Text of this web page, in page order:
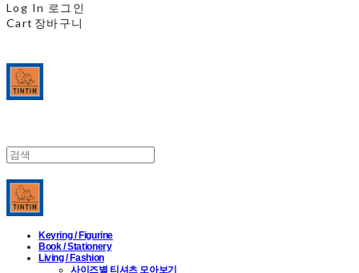
Log In 로그인
Cart 장바구니
Keyring / Figurine
Book / Stationery
Living / Fashion
사이즈별 티셔츠 모아보기